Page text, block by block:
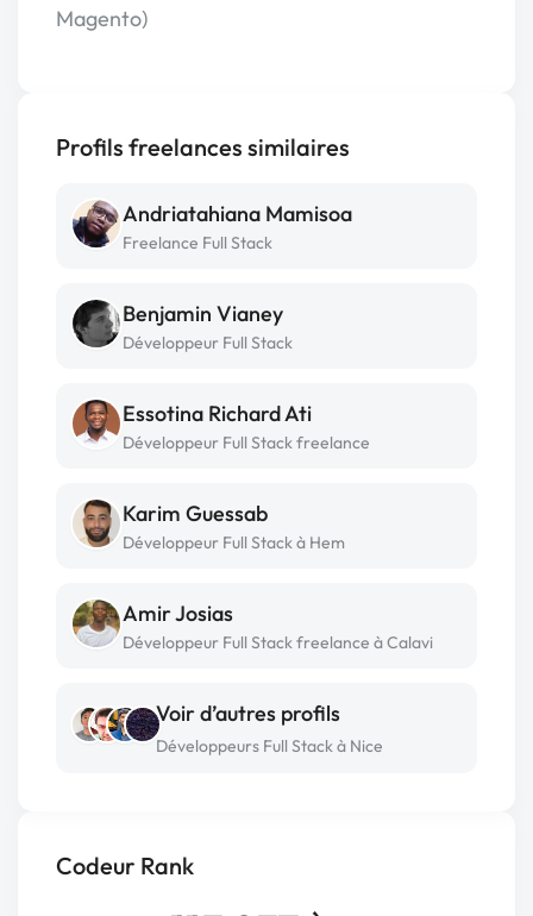
Codeur Rank
Magento)
Profils freelances similaires
Andriatahiana Mamisoa
Freelance Full Stack
Benjamin Vianey
Développeur Full Stack
Essotina Richard Ati
Développeur Full Stack freelance
Karim Guessab
Développeur Full Stack à Hem
Amir Josias
Développeur Full Stack freelance à Calavi
Voir d’autres profils
Développeurs Full Stack à Nice